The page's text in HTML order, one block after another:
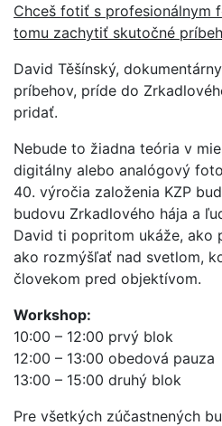
Chceš fotiť s profesionálnym
tomu zachytiť skutočné
David Těšínský,
príbehov, príde do
pridať.
Nebude to žiadna teória v
digitálny alebo analógový
40. výročia založenia KZP
budovu Zrkadlového hája a
David ti popritom ukáže, ako
ako rozmýšľať nad svetlom,
človekom pred objektívom.
Workshop:
10:00 – 12:00 prvý blok
12:00 – 13:00 obedová pauza
13:00 – 15:00 druhý blok
Pre všetkých zúčastnených